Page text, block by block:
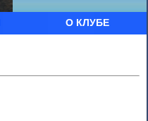
О КЛУБЕ